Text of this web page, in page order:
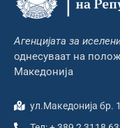
Агенцијата за
однесуваат на
Македонија
ул.Македонија бр.